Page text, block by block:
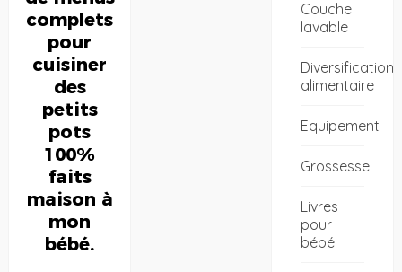
complets
pour
cuisiner
des
petits
pots
100%
faits
maison à
mon
bébé.
Couche
lavable
Diversification
alimentaire
Equipement
Grossesse
Livres
pour
bébé